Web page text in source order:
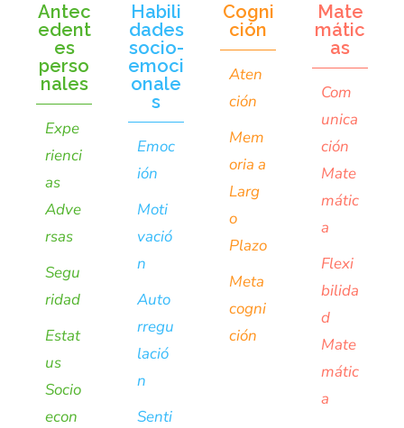
Antec
edent
es
perso
nales
Expe
rienci
as
Adve
rsas
Segu
ridad
Estat
us
Socio
econ
Habili
dades
socio-
emoci
onale
s
Emoc
ión
Moti
vació
n
Auto
rregu
lació
n
Senti
Cogni
ción
Aten
ción
Mem
oria a
Larg
o
Plazo
Meta
cogni
ción
Mate
mátic
as
Com
unica
ción
Mate
mátic
a
Flexi
bilida
d
Mate
mátic
a